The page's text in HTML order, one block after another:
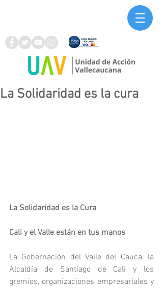
La Solidaridad es la cura
La Solidaridad es la Cura
Cali y el Valle están en tus manos
La Gobernación del Valle del Cauca, la
Alcaldía de Santiago de Cali y los
gremios, organizaciones empresariales y